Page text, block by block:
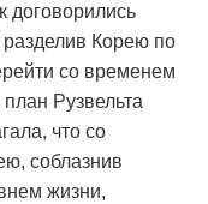
договорились
Корею по
со временем
Рузвельта
что со
соблазнив
жизни,